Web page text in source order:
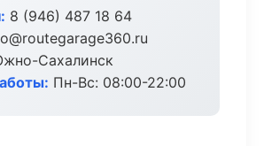
8 (946) 487 18 64
Сахалинск
Пн-Вс: 08:00-22:00